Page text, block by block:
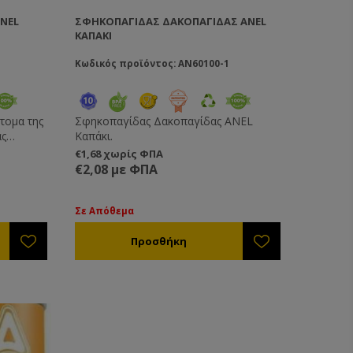
της
–
ANEL
και
τα
ΣΦΗΚΟΠΑΓΊΔΑΣ ΔΑΚΟΠΑΓΊΔΑΣ ANEL
ΚΑΠΆΚΙ
Κωδικός προϊόντος: AN60100-1
Σφηκοπαγίδας Δακοπαγίδας ANEL
Καπάκι.
€1,68 χωρίς ΦΠΑ
€2,08 με ΦΠΑ
Σε Απόθεμα